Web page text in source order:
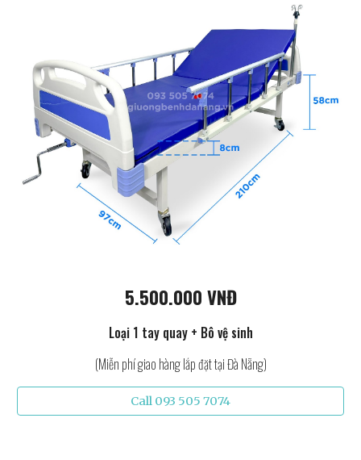
5.500.000 VNĐ
Loại 1 tay quay + Bô vệ sinh
(Miễn phí giao hàng lắp đặt tại Đà Nẵng)
Call 093 505 7074